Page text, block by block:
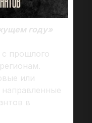
году»
прошлого
или
в